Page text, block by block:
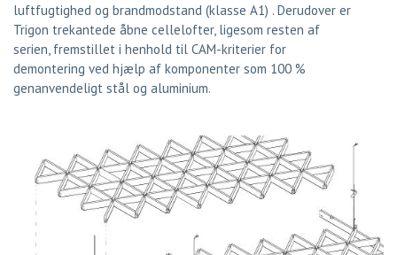
luftfugtighed og brandmodstand (klasse A1) . Derudover er
Trigon trekantede åbne cellelofter, ligesom resten af
serien, fremstillet i henhold til CAM-kriterier for
demontering ved hjælp af komponenter som 100 %
genanvendeligt stål og aluminium.